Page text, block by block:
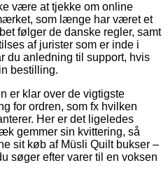
være at tjekke om online
som længe har været et
følger de danske regler, samt
af jurister som er inde i
du anledning til support, hvis
bestilling.
er klar over de vigtigste
for ordren, som fx hvilken
Her er det ligeledes
gemmer sin kvittering, så
sit køb af Müsli Quilt bukser –
søger efter varer til en voksen